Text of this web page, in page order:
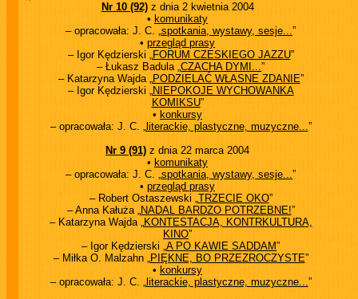
Nr 10 (92)z dnia 2 kwietnia 2004
• komunikaty
– opracowała: J. C. „spotkania, wystawy, sesje...”
• przegląd prasy
– Igor Kędzierski „FORUM CZESKIEGO JAZZU”
– Łukasz Badula „CZACHA DYMI...”
– Katarzyna Wajda „PODZIELAĆ WŁASNE ZDANIE”
– Igor Kędzierski „NIEPOKOJE WYCHOWANKA
KOMIKSU”
• konkursy
– opracowała: J. C. „literackie, plastyczne, muzyczne...”
Nr 9 (91) z dnia 22 marca 2004
• komunikaty
– opracowała: J. C. „spotkania, wystawy, sesje...”
• przegląd prasy
– Robert Ostaszewski „TRZECIE OKO”
– Anna Kałuża „NADAL BARDZO POTRZEBNE!”
– Katarzyna Wajda „KONTESTACJA, KONTRKULTURA,
KINO”
– Igor Kędzierski „A PO KAWIE SADDAM”
– Miłka O. Malzahn „PIĘKNE, BO PRZEZROCZYSTE”
• konkursy
– opracowała: J. C. „literackie, plastyczne, muzyczne...”